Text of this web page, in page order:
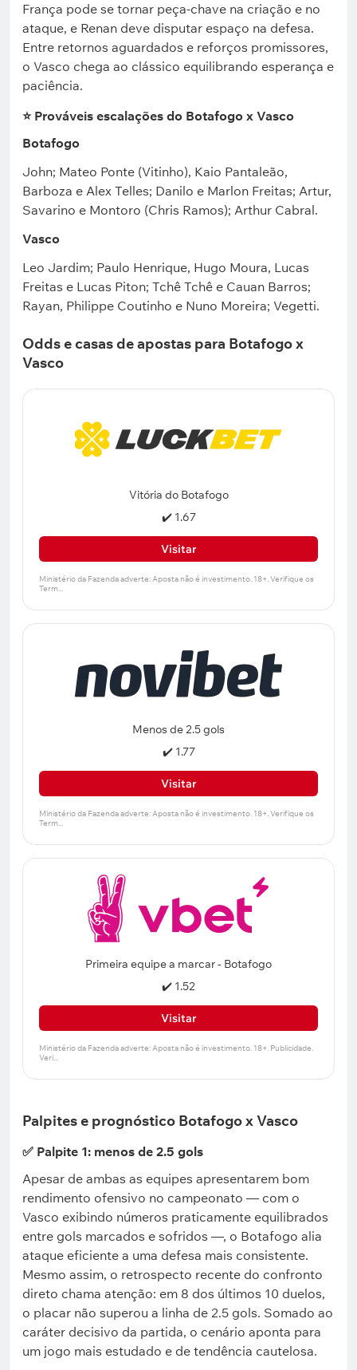
França pode se tornar peça-chave na criação e no
ataque, e Renan deve disputar espaço na defesa.
Entre retornos aguardados e reforços promissores,
o Vasco chega ao clássico equilibrando esperança e
paciência.
⭐ Prováveis escalações do Botafogo x Vasco
Botafogo
John; Mateo Ponte (Vitinho), Kaio Pantaleão,
Barboza e Alex Telles; Danilo e Marlon Freitas; Artur,
Savarino e Montoro (Chris Ramos); Arthur Cabral.
Vasco
Leo Jardim; Paulo Henrique, Hugo Moura, Lucas
Freitas e Lucas Piton; Tchê Tchê e Cauan Barros;
Rayan, Philippe Coutinho e Nuno Moreira; Vegetti.
Odds e casas de apostas para Botafogo x
Vasco
Vitória do Botafogo
✔️ 1.67
Visitar
Menos de 2.5 gols
✔️ 1.77
Visitar
Primeira equipe a marcar - Botafogo
✔️ 1.52
Visitar
Palpites e prognóstico Botafogo x Vasco
✅ Palpite 1: menos de 2.5 gols
Apesar de ambas as equipes apresentarem bom
rendimento ofensivo no campeonato — com o
Vasco exibindo números praticamente equilibrados
entre gols marcados e sofridos —, o Botafogo alia
ataque eficiente a uma defesa mais consistente.
Mesmo assim, o retrospecto recente do confronto
direto chama atenção: em 8 dos últimos 10 duelos,
o placar não superou a linha de 2.5 gols. Somado ao
caráter decisivo da partida, o cenário aponta para
um jogo mais estudado e de tendência cautelosa.